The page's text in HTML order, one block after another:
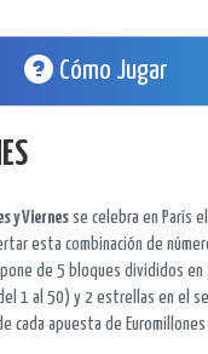
Cómo Jugar
y Viernesse celebra en París
esta combinación de
de 5 bloques divididos en
1 al 50) y 2 estrellas en el
cada apuesta de